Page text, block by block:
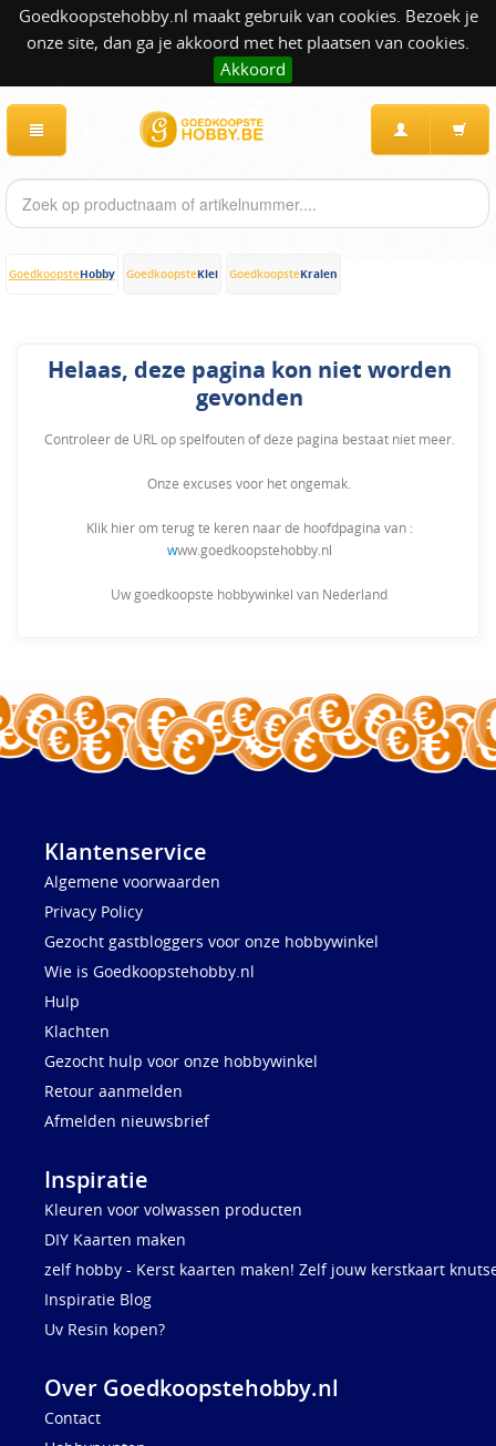
Goedkoopstehobby.nl maakt gebruik van cookies. Bezoek je
onze site, dan ga je akkoord met het plaatsen van cookies.
Akkoord
GoedkoopsteHobby GoedkoopsteKlei GoedkoopsteKralen
Helaas, deze pagina kon niet worden
gevonden
Controleer de URL op spelfouten of deze pagina bestaat niet meer.
Onze excuses voor het ongemak.
Klik hier om terug te keren naar de hoofdpagina van :
www.goedkoopstehobby.nl
Uw goedkoopste hobbywinkel van Nederland
Klantenservice
Algemene voorwaarden
Privacy Policy
Gezocht gastbloggers voor onze hobbywinkel
Wie is Goedkoopstehobby.nl
Hulp
Klachten
Gezocht hulp voor onze hobbywinkel
Retour aanmelden
Afmelden nieuwsbrief
Inspiratie
Kleuren voor volwassen producten
DIY Kaarten maken
zelf hobby - Kerst kaarten maken! Zelf jouw kerstkaart
Inspiratie Blog
Uv Resin kopen?
Over Goedkoopstehobby.nl
Contact